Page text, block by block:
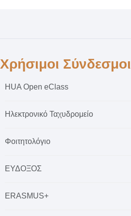
Χρήσιμοι Σύνδεσμοι
HUA Open eClass
Ηλεκτρονικό Ταχυδρομείο
Φοιτητολόγιο
ΕΥΔΟΞΟΣ
ERASMUS+